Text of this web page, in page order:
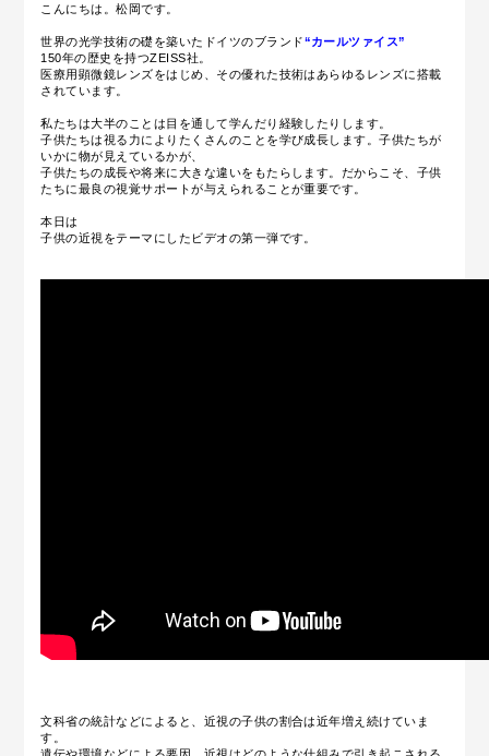
こんにちは。松岡です。
世界の光学技術の礎を築いたドイツのブランド“カールツァイス”
150年の歴史を持つZEISS社。
医療用顕微鏡レンズをはじめ、その優れた技術はあらゆるレンズに搭載
されています。
私たちは大半のことは目を通して学んだり経験したりします。
子供たちは視る力によりたくさんのことを学び成長します。子供たちが
いかに物が見えているかが、
子供たちの成長や将来に大きな違いをもたらします。だからこそ、子供
たちに最良の視覚サポートが与えられることが重要です。
本日は
子供の近視をテーマにしたビデオの第一弾です。
文科省の統計などによると、近視の子供の割合は近年増え続けていま
す。